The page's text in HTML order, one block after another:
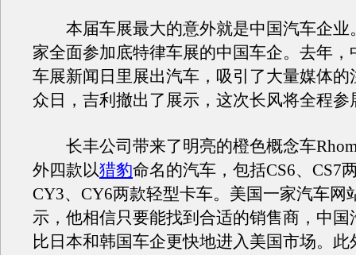
本届车展最大的意外就是中国汽车企业
家全面参加底特律车展的中国车企。去年，
车展新闻日里展出汽车，吸引了大量媒体的
众日，吉利撤出了展示，这次长风将全程参
长丰公司带来了明亮的橙色概念车
外四款以猎豹命名的汽车，包括CS6、CS7
CY3、CY6两款轻型卡车。美国一家汽车网
示，他相信只要能找到合适的销售商，中国
比日本和韩国车企更快地进入美国市场。此